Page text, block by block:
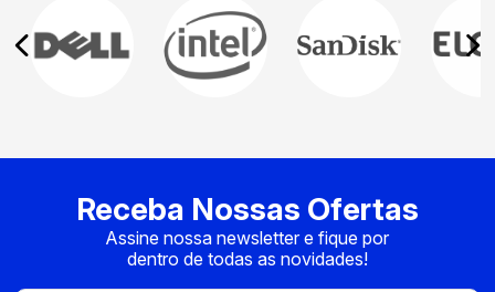
Receba Nossas Ofertas
Assine nossa newsletter e fique por
dentro de todas as novidades!